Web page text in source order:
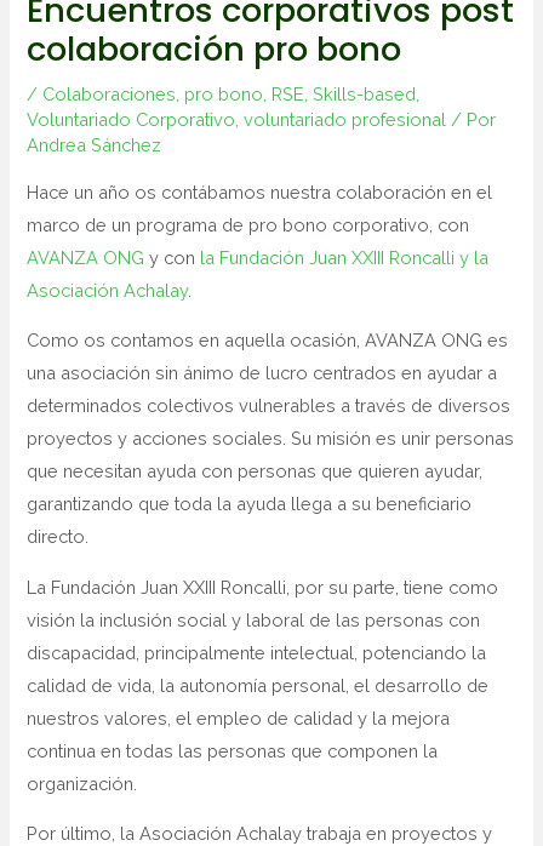
Encuentros corporativos post
colaboración pro bono
/ Colaboraciones pro bono RSE ,Skills-based
Voluntariado Corporativo ,voluntariado profesional / Por
Andrea Sánchez
Hace un año os contábamos nuestra colaboración en el
marco de un programa de pro bono corporativo, con
AVANZA ONG y con la Fundación Juan XXIII Roncalli y la
Asociación Achalay.
Como os contamos en aquella ocasión, AVANZA ONG es
una asociación sin ánimo de lucro centrados en ayudar a
determinados colectivos vulnerables a través de diversos
proyectos y acciones sociales. Su misión es unir personas
que necesitan ayuda con personas que quieren ayudar,
garantizando que toda la ayuda llega a su beneficiario
directo.
La Fundación Juan XXIII Roncalli, por su parte, tiene como
visión la inclusión social y laboral de las personas con
discapacidad, principalmente intelectual, potenciando la
calidad de vida, la autonomía personal, el desarrollo de
nuestros valores, el empleo de calidad y la mejora
continua en todas las personas que componen la
organización.
Por último, la Asociación Achalay trabaja en proyectos y